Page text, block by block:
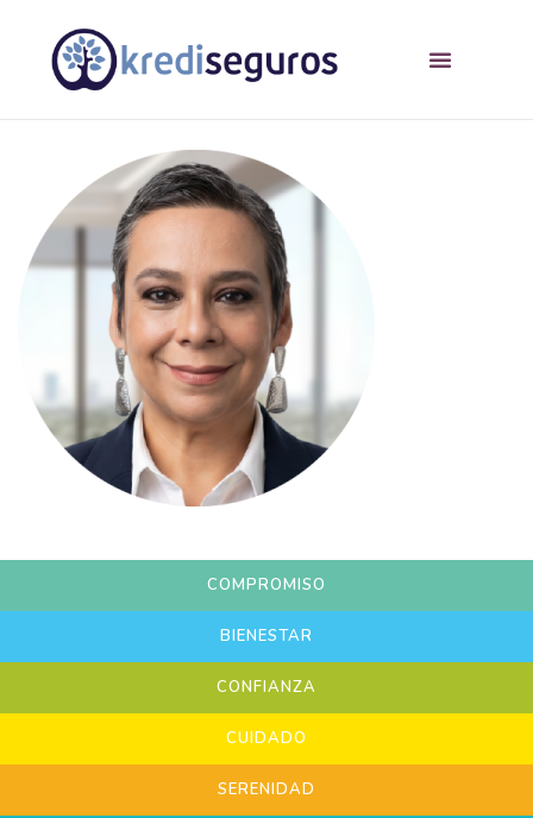
COMPROMISO
BIENESTAR
CONFIANZA
CUIDADO
SERENIDAD